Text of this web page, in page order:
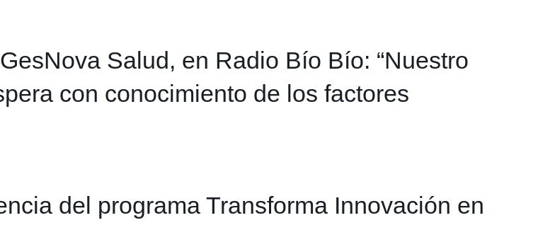
Salud, en Radio Bío Bío: “Nuestro
con conocimiento de los factores
del programa Transforma Innovación en